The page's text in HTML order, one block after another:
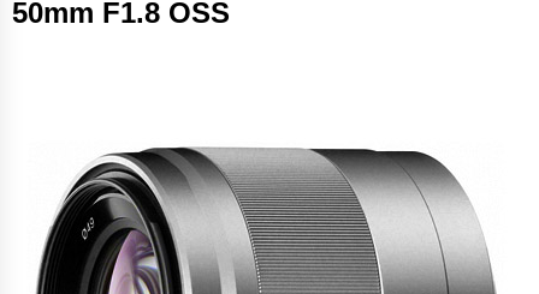
50mm F1.8 OSS